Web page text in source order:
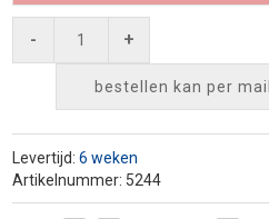
- +
bestellen kan per mail
Levertijd: 6 weken
Artikelnummer: 5244